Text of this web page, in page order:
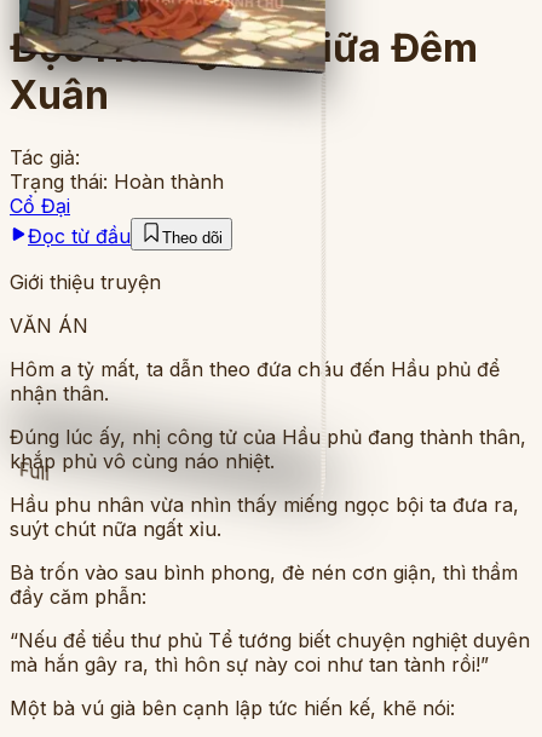
Full
Độc Hương Nở Giữa Đêm
Xuân
Tác giả:
Trạng thái: Hoàn thành
Cổ Đại
Đọc từ đầu
Theo dõi
Giới thiệu truyện
VĂN ÁN
Hôm a tỷ mất, ta dẫn theo đứa cháu đến Hầu phủ để
nhận thân.
Đúng lúc ấy, nhị công tử của Hầu phủ đang thành thân,
khắp phủ vô cùng náo nhiệt.
Hầu phu nhân vừa nhìn thấy miếng ngọc bội ta đưa ra,
suýt chút nữa ngất xỉu.
Bà trốn vào sau bình phong, đè nén cơn giận, thì thầm
đầy căm phẫn:
“Nếu để tiểu thư phủ Tể tướng biết chuyện nghiệt duyên
mà hắn gây ra, thì hôn sự này coi như tan tành rồi!”
Một bà vú già bên cạnh lập tức hiến kế, khẽ nói: